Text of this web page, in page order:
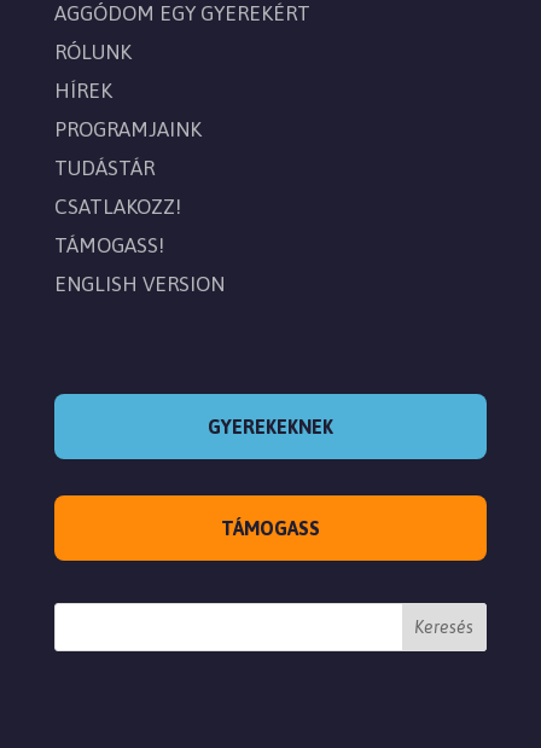
AGGÓDOM EGY GYEREKÉRT
RÓLUNK
HÍREK
PROGRAMJAINK
TUDÁSTÁR
CSATLAKOZZ!
TÁMOGASS!
ENGLISH VERSION
GYEREKEKNEK
TÁMOGASS